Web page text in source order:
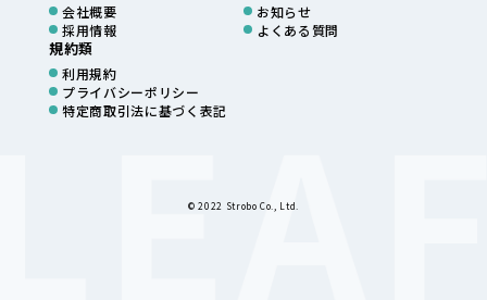
会社概要
採用情報
お知らせ
よくある質問
規約類
利用規約
プライバシーポリシー
特定商取引法に基づく表記
© 2022 Strobo Co., Ltd.